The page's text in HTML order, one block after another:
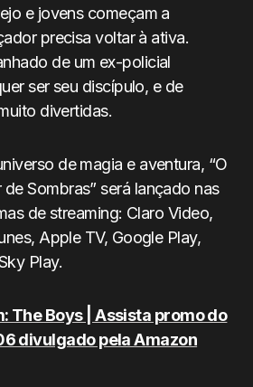
e jovens começam a
precisa voltar à ativa.
de um ex-policial
ser seu discípulo, e de
divertidas.
de magia e aventura, “O
Sombras” será lançado nas
de streaming: Claro Video,
Apple TV, Google Play,
Play.
The Boys | Assista promo do
divulgado pela Amazon